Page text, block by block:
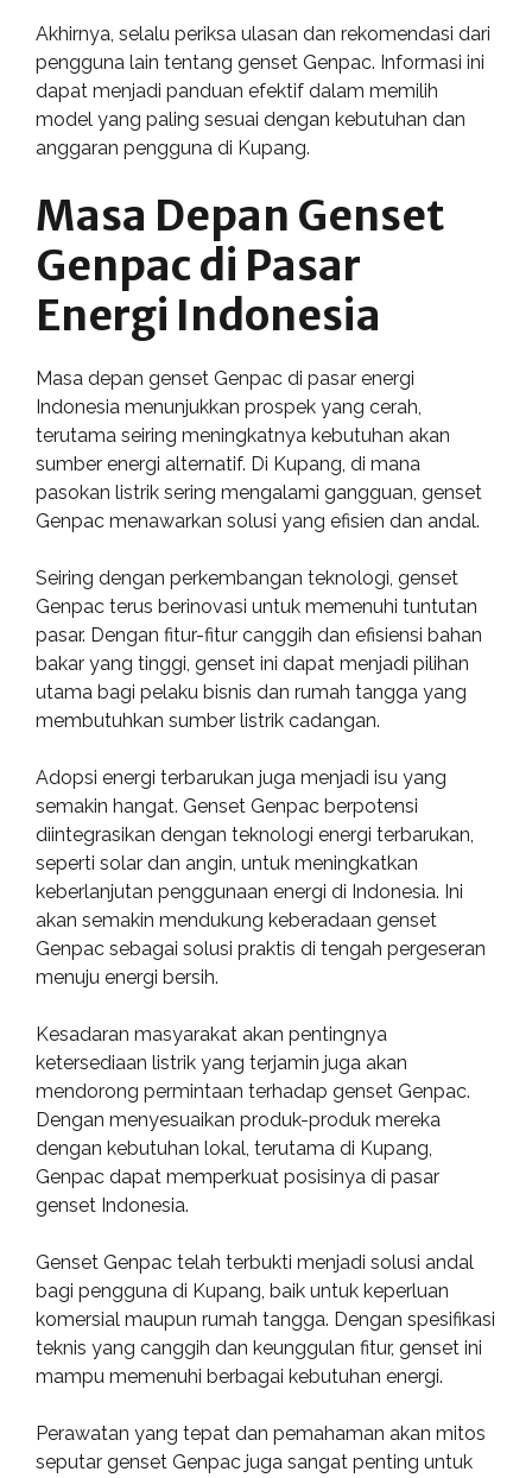
Akhirnya, selalu periksa ulasan dan rekomendasi dari
pengguna lain tentang genset Genpac. Informasi ini
dapat menjadi panduan efektif dalam memilih
model yang paling sesuai dengan kebutuhan dan
anggaran pengguna di Kupang.
Masa Depan Genset
Genpac di Pasar
Energi Indonesia
Masa depan genset Genpac di pasar energi
Indonesia menunjukkan prospek yang cerah,
terutama seiring meningkatnya kebutuhan akan
sumber energi alternatif. Di Kupang, di mana
pasokan listrik sering mengalami gangguan, genset
Genpac menawarkan solusi yang efisien dan andal.
Seiring dengan perkembangan teknologi, genset
Genpac terus berinovasi untuk memenuhi tuntutan
pasar. Dengan fitur-fitur canggih dan efisiensi bahan
bakar yang tinggi, genset ini dapat menjadi pilihan
utama bagi pelaku bisnis dan rumah tangga yang
membutuhkan sumber listrik cadangan.
Adopsi energi terbarukan juga menjadi isu yang
semakin hangat. Genset Genpac berpotensi
diintegrasikan dengan teknologi energi terbarukan,
seperti solar dan angin, untuk meningkatkan
keberlanjutan penggunaan energi di Indonesia. Ini
akan semakin mendukung keberadaan genset
Genpac sebagai solusi praktis di tengah pergeseran
menuju energi bersih.
Kesadaran masyarakat akan pentingnya
ketersediaan listrik yang terjamin juga akan
mendorong permintaan terhadap genset Genpac.
Dengan menyesuaikan produk-produk mereka
dengan kebutuhan lokal, terutama di Kupang,
Genpac dapat memperkuat posisinya di pasar
genset Indonesia.
Genset Genpac telah terbukti menjadi solusi andal
bagi pengguna di Kupang, baik untuk keperluan
komersial maupun rumah tangga. Dengan spesifikasi
teknis yang canggih dan keunggulan fitur, genset ini
mampu memenuhi berbagai kebutuhan energi.
Perawatan yang tepat dan pemahaman akan mitos
seputar genset Genpac juga sangat penting untuk